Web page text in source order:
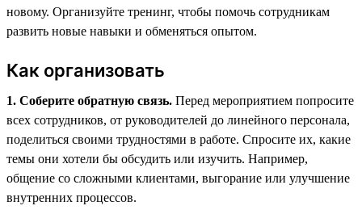
новому. Организуйте тренинг, чтобы помочь сотрудникам
развить новые навыки и обменяться опытом.
Как организовать
1. Соберите обратную связь. Перед мероприятием попросите
всех сотрудников, от руководителей до линейного персонала,
поделиться своими трудностями в работе. Спросите их, какие
темы они хотели бы обсудить или изучить. Например,
общение со сложными клиентами, выгорание или улучшение
внутренних процессов.